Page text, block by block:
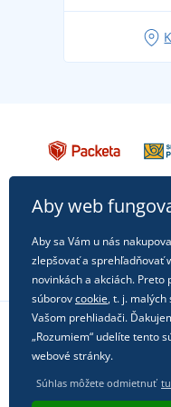
Sledujte
Aby web
Aby sa Vám u nás
zlepšovať a sprehľadňovať
novinkách a akciách.
súborovcookie, t. j.
Vašom prehliadači.
„Rozumiem“ udelíte tento
webové stránky.
Súhlas môžete odmietnuť tu